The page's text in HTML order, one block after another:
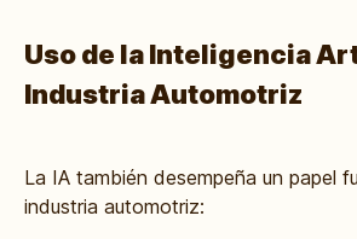
Uso de la Inteligencia
Industria Automotriz
La IA también desempeña un papel
industria automotriz: